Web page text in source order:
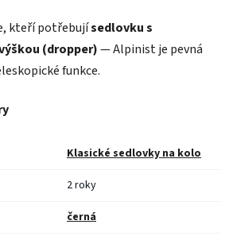
kteří potřebujísedlovku s
(dropper)— Alpinist je pevná
funkce.
Klasické sedlovky na kolo
2 roky
černá